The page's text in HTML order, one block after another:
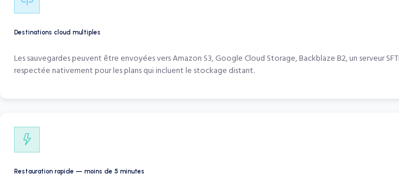
Destinations cloud multiples
Les sauvegardes peuvent être envoyées vers Amazon S3, Google Cloud Storage, Backblaze B2, un serveur
respectée nativement pour les plans qui incluent le stockage distant.
Restauration rapide — moins de 5 minutes